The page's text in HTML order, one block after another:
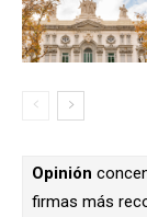
Opinión
firmas más